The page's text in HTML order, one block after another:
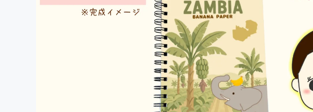
ビジネス・起業 チャレンジ
まちづくり・地域活性化
CAMPFIRE for
CAMPFIREふ